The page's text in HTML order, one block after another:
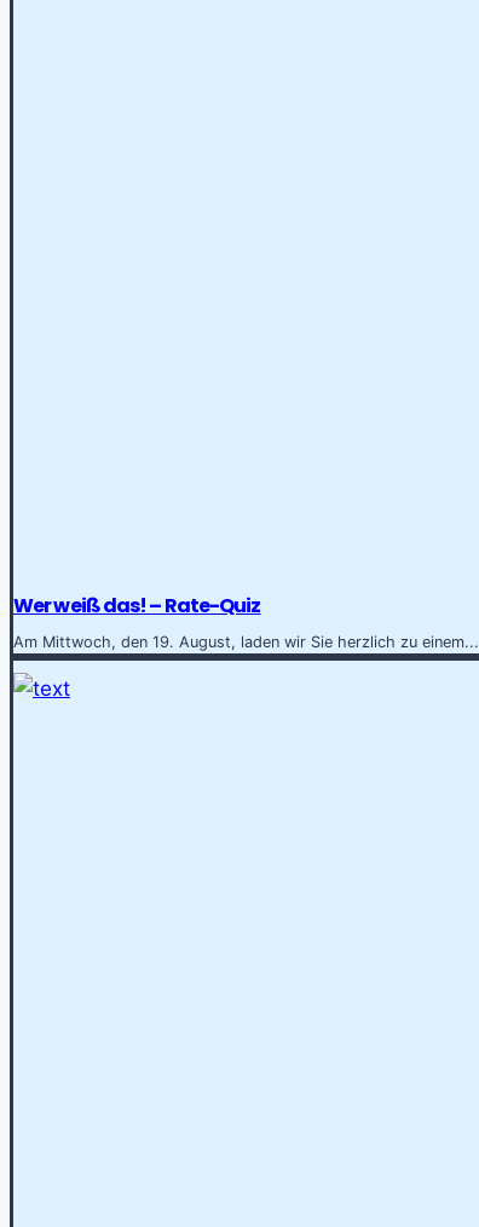
Wer weiß das! – Rate-Quiz
Am Mittwoch, den 19. August, laden wir Sie herzlich zu einem...